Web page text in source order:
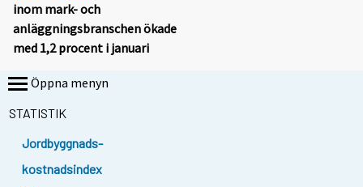
inom mark- och
anläggningsbranschen ökade
med 1,2 procent i januari
Öppna menyn
STATISTIK
Jordbyggnads-
kostnadsindex